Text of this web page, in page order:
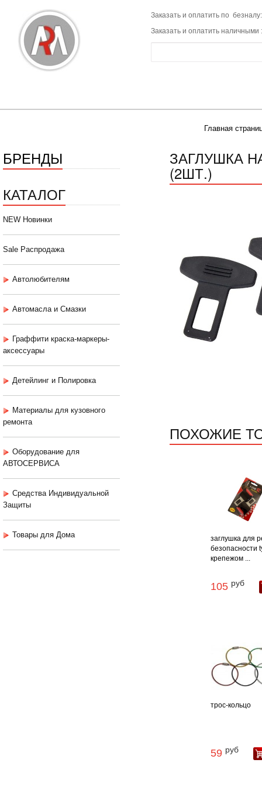
Заказать и оплатить по
Заказать и оплатить наличными
Главная
БРЕНДЫ
КАТАЛОГ
NEW Новинки
Sale Распродажа
Автолюбителям
Автомасла и Смазки
Граффити краска-маркеры-
аксессуары
Детейлинг и Полировка
Материалы для кузовного
ремонта
Оборудование для
АВТОСЕРВИСА
Средства Индивидуальной
Защиты
Товары для Дома
ЗАГЛУШКА
(2ШТ.)
ПОХОЖИЕ
заглушка для
безопасности
крепежом ...
105 руб
трос-кольцо
59 руб